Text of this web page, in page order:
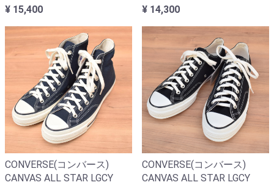
¥ 15,400
¥ 14,300
CONVERSE(コンバース)
CANVAS ALL STAR LGCY
CONVERSE(コンバース)
CANVAS ALL STAR LGCY